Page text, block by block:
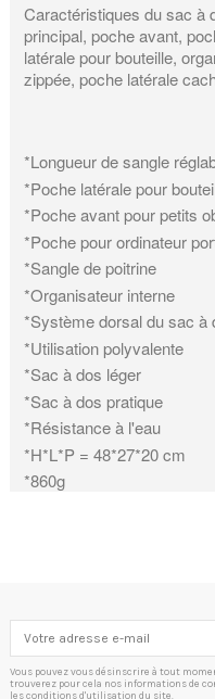
Caractéristiques du sac à
principal, poche avant,
latérale pour bouteille,
zippée, poche latérale
*Longueur de sangle
*Poche latérale pour
*Poche avant pour petits
*Poche pour ordinateur
*Sangle de poitrine
*Organisateur interne
*Système dorsal du sac à
*Utilisation polyvalente
*Sac à dos léger
*Sac à dos pratique
*Résistance à l'eau
*H*L*P = 48*27*20 cm
*860g
Vous pouvez vous désinscrire à tout
trouverez pour cela nos informations de
les conditions d'utilisation du site.